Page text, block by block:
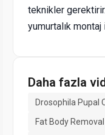
teknikler
yumurtalık
Daha fazla
Drosophila Pupal
Fat Body Removal